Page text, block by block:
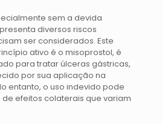
sem a devida
diversos riscos
ser considerados. Este
ativo é o misoprostol, é
para tratar úlceras gástricas,
por sua aplicação na
entanto, o uso indevido pode
efeitos colaterais que variam